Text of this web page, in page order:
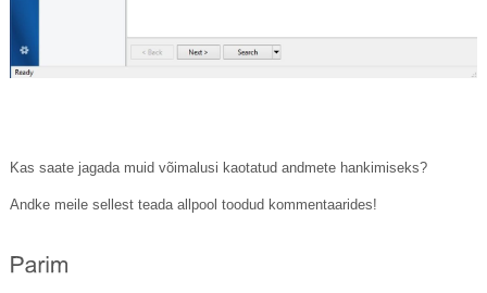
Kas saate jagada muid võimalusi kaotatud andmete hankimiseks?
Andke meile sellest teada allpool toodud kommentaarides!